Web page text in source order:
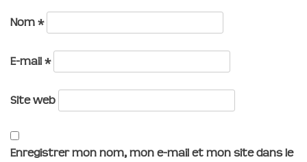
Nom *
E-mail *
Site web
Enregistrer mon nom, mon e-mail et mon site dans le